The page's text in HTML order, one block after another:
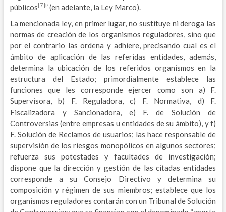
públicos [7]” (en adelante, la Ley Marco).
La mencionada ley, en primer lugar, no sustituye ni deroga las
normas de creación de los organismos reguladores, sino que
por el contrario las ordena y adhiere, precisando cual es el
ámbito de aplicación de las referidas entidades, además,
determina la ubicación de los referidos organismos en la
estructura del Estado; primordialmente establece las
funciones que les corresponde ejercer como son a) F.
Supervisora, b) F. Reguladora, c) F. Normativa, d) F.
Fiscalizadora y Sancionadora, e) F. de Solución de
Controversias (entre empresas u entidades de su ámbito), y f)
F. Solución de Reclamos de usuarios; las hace responsable de
supervisión de los riesgos monopólicos en algunos sectores;
refuerza sus potestades y facultades de investigación;
dispone que la dirección y gestión de las citadas entidades
corresponde a su Consejo Directivo y determina su
composición y régimen de sus miembros; establece que los
organismos reguladores contarán con un Tribunal de Solución